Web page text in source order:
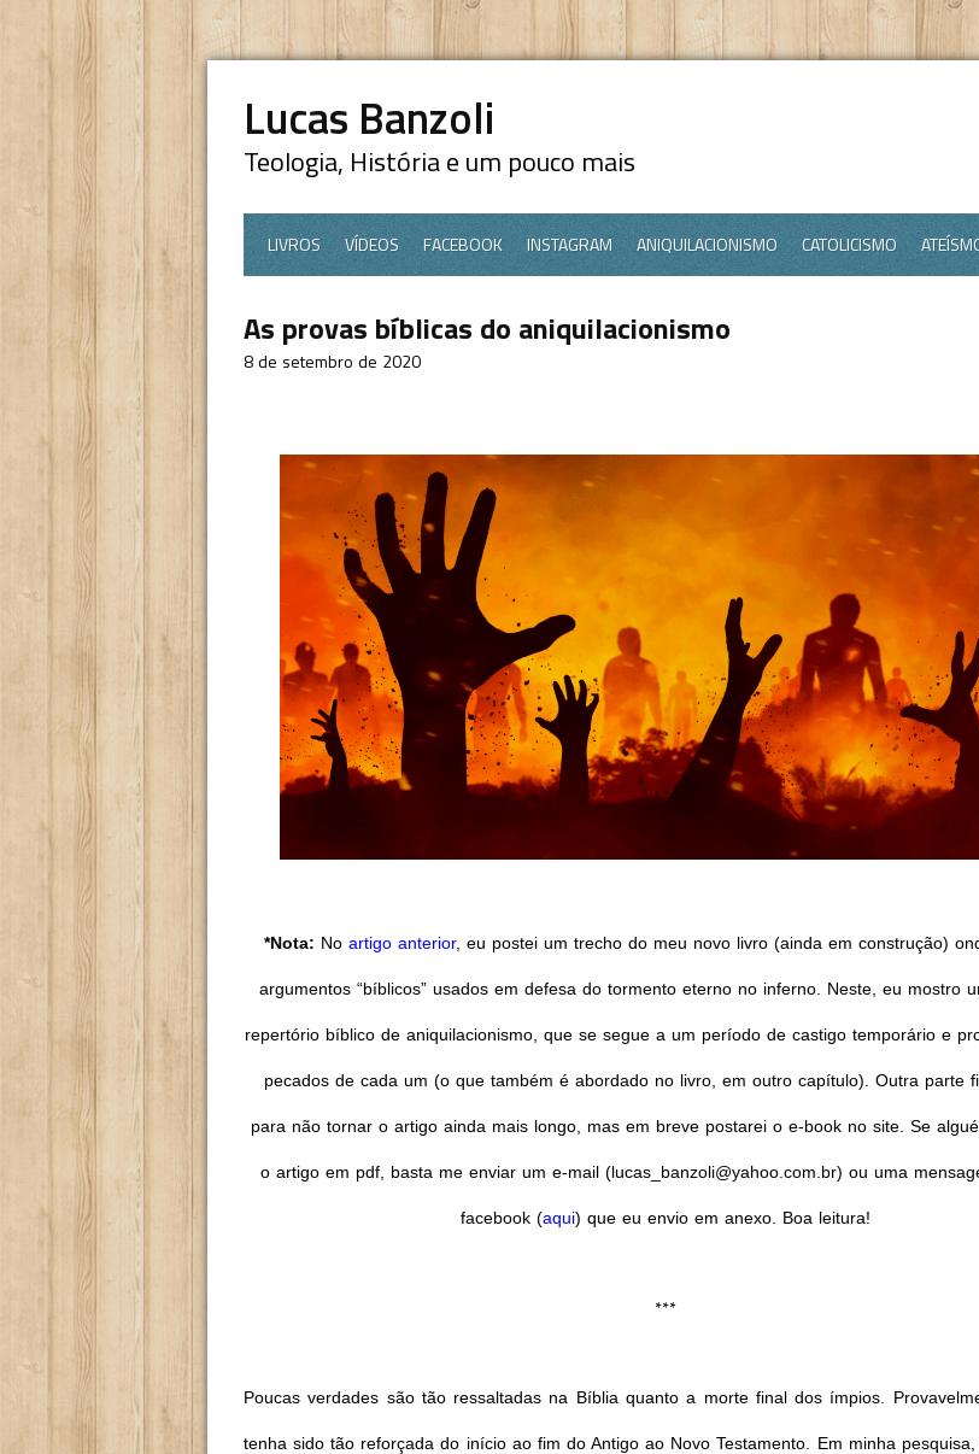
Lucas Banzoli
Teologia, História e um pouco mais
LIVROS VÍDEOS FACEBOOK INSTAGRAM ANIQUILACIONISMO CATOLICISMO
As provas bíblicas do aniquilacionismo
8 de setembro de 2020
*Nota: No artigo anterior, eu postei um trecho do meu novo livro (ainda em construção)
argumentos “bíblicos” usados em defesa do tormento eterno no inferno. Neste, eu mostro
repertório bíblico de aniquilacionismo, que se segue a um período de castigo temporário e
pecados de cada um (o que também é abordado no livro, em outro capítulo). Outra parte
para não tornar o artigo ainda mais longo, mas em breve postarei o e-book no site. Se
o artigo em pdf, basta me enviar um e-mail (lucas_banzoli@yahoo.com.br) ou uma
facebook (aqui) que eu envio em anexo. Boa leitura!
***
Poucas verdades são tão ressaltadas na Bíblia quanto a morte final dos ímpios.
tenha sido tão reforçada do início ao fim do Antigo ao Novo Testamento. Em minha pesquisa,